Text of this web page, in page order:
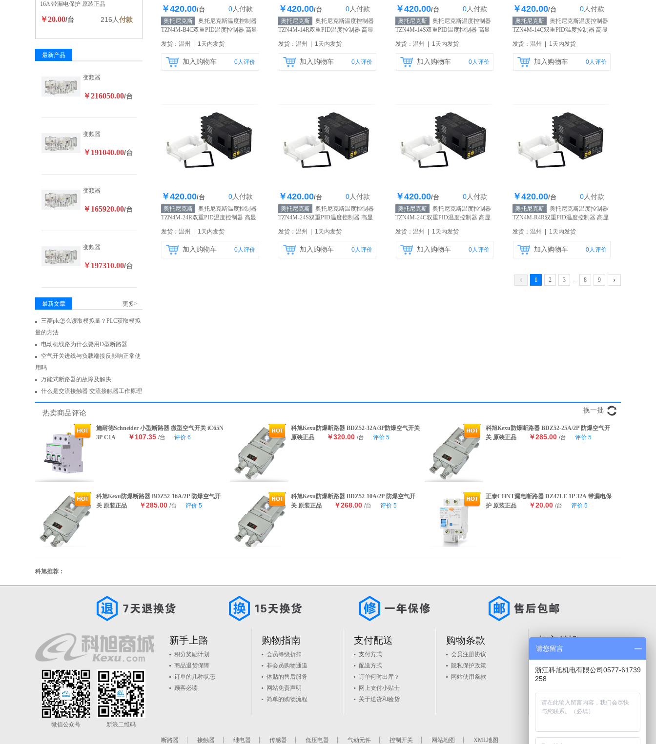
库存200个
￥420.00/台 0人付款
奥托尼克斯
奥托尼克斯温度控制器
TZN4M-B4C双重PID温度控制器 高显
发货：温州 | 1天内发货
加入购物车 0人评价
库存200个
￥420.00/台 0人付款
奥托尼克斯
奥托尼克斯温度控制器
TZN4M-14R双重PID温度控制器 高显
发货：温州 | 1天内发货
加入购物车 0人评价
库存200个
￥420.00/台 0人付款
奥托尼克斯
奥托尼克斯温度控制器
TZN4M-14S双重PID温度控制器 高显
发货：温州 | 1天内发货
加入购物车 0人评价
库存200个
￥420.00/台 0人付款
奥托尼克斯
奥托尼克斯温度控制器
TZN4M-14C双重PID温度控制器 高显
发货：温州 | 1天内发货
加入购物车 0人评价
库存200个
￥420.00/台 0人付款
奥托尼克斯
奥托尼克斯温度控制器
TZN4M-24R双重PID温度控制器 高显
发货：温州 | 1天内发货
加入购物车 0人评价
库存200个
￥420.00/台 0人付款
奥托尼克斯
奥托尼克斯温度控制器
TZN4M-24S双重PID温度控制器 高显
发货：温州 | 1天内发货
加入购物车 0人评价
库存200个
￥420.00/台 0人付款
奥托尼克斯
奥托尼克斯温度控制器
TZN4M-24C双重PID温度控制器 高显
发货：温州 | 1天内发货
加入购物车 0人评价
库存200个
￥420.00/台 0人付款
奥托尼克斯
奥托尼克斯温度控制器
TZN4M-R4R双重PID温度控制器 高显
发货：温州 | 1天内发货
加入购物车 0人评价
‹ 1 2 3 ... 8 9 ›
16A 带漏电保护 原装正品
￥20.00/台 216人付款
最新产品
变频器
￥216050.00/台
变频器
￥191040.00/台
变频器
￥165920.00/台
变频器
￥197310.00/台
最新文章 更多>
三菱plc怎么读取模拟量？PLC获取模拟
量的方法
电动机线路为什么要用D型断路器
空气开关进线与负载端接反影响正常使
用吗
万能式断路器的故障及解决
什么是交流接触器 交流接触器工作原理
热卖商品评论 换一批
施耐德Schneider 小型断路器 微型空气开关 iC65N
3P C1A
￥107.35 /台 评价 6
科旭Kexu防爆断路器 BDZ52-32A/3P防爆空气开关
原装正品
￥320.00 /台 评价 5
科旭Kexu防爆断路器 BDZ52-25A/2P 防爆空气开
关 原装正品
￥285.00 /台 评价 5
科旭Kexu防爆断路器 BDZ52-16A/2P 防爆空气开
关 原装正品
￥285.00 /台 评价 5
科旭Kexu防爆断路器 BDZ52-10A/2P 防爆空气开
关 原装正品
￥268.00 /台 评价 5
正泰CHNT漏电断路器 DZ47LE 1P 32A 带漏电保
护 原装正品
￥20.00 /台 评价 5
科旭推荐：
微信公众号 新浪二维码
新手上路
积分奖励计划
商品退货保障
订单的几种状态
顾客必读
购物指南
会员等级折扣
非会员购物通道
体贴的售后服务
网站免责声明
简单的购物流程
支付配送
支付方式
配送方式
订单何时出库？
网上支付小贴士
关于送货和验货
购物条款
会员注册协议
隐私保护政策
网站使用条款
加入科旭
品牌入驻
断路器 接触器 继电器 传感器 低压电器 气动元件 控制开关 网站地图 XML地图
请您留言
浙江科旭机电有限公司0577-61739
258